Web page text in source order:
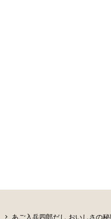
あご入兵四郎だし おいしさの秘